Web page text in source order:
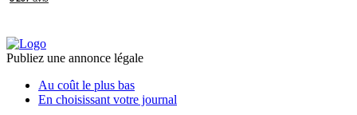
Publiez une annonce légale
Au coût le plus bas
En choisissant votre journal